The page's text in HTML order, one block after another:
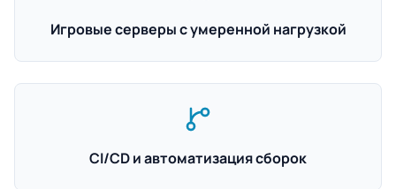
Игровые серверы с умеренной нагрузкой
CI/CD и автоматизация сборок